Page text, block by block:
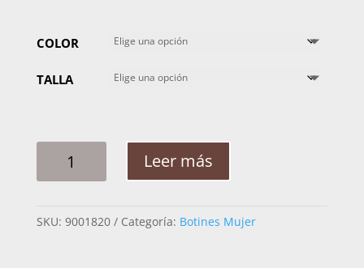
COLOR
TALLA
MUJER
RES
Leer más
SKU: 9001820 Categoría: Botines Mujer